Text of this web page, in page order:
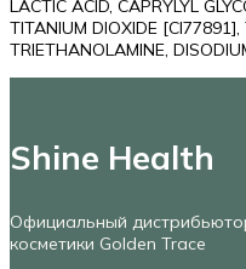
LACTIC ACID, CAPRYLYL
TITANIUM DIOXIDE
TRIETHANOLAMINE,
Shine Health
Официальный
косметики Golden Trace